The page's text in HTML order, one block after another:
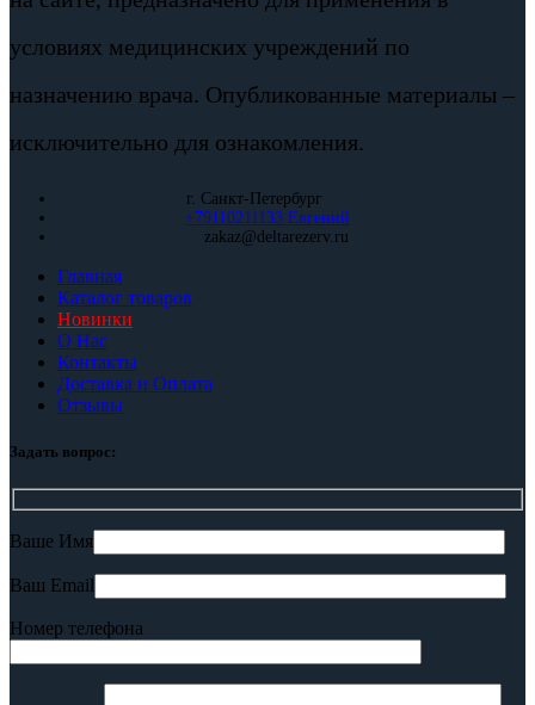
условиях медицинских учреждений по
назначению врача. Опубликованные материалы –
исключительно для ознакомления.
г. Санкт-Петербург
+79110211133 Евгений
zakaz@deltarezerv.ru
Главная
Каталог товаров
Новинки
О Нас
Контакты
Доставка и Оплата
Отзывы
Задать вопрос:
Ваше Имя
Ваш Email
Номер телефона